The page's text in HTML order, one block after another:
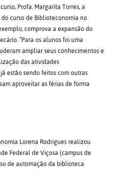
Profa. Margarita Torres, a
curso de Biblioteconomia no
comprova a expansão do
“Para os alunos foi uma
ampliar seus conhecimentos e
das atividades
estão sendo feitos com outras
aproveitar as férias de forma
Lorena Rodrigues realizou
Federal de Viçosa (campus de
de automação da biblioteca